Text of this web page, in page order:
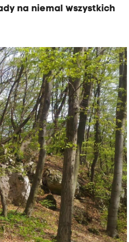
na niemal wszystkich